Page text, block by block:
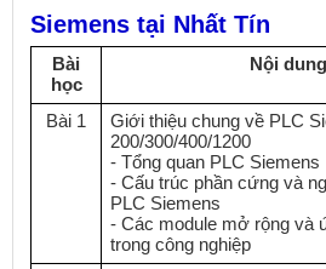
Siemens tại Nhất Tín
Bài
học
Nội
Bài 1
Giới thiệu chung về PLC
200/300/400/1200
- Tổng quan PLC Siemens
- Cấu trúc phần cứng và
PLC Siemens
- Các module mở rộng và
trong công nghiệp